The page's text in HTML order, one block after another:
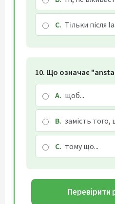
C. Тільки після
10. Що означає
A. щоб...
B. замість того,
C. тому що...
Перевірити